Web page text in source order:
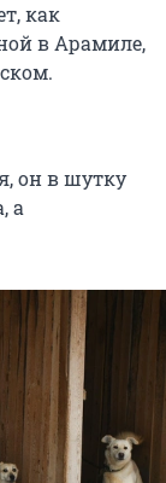
как
в Арамиле,
он в шутку
а